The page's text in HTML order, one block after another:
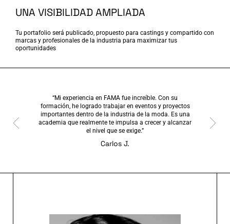
UNA VISIBILIDAD AMPLIADA
Tu portafolio será publicado, propuesto para castings y compartido con
marcas y profesionales de la industria para maximizar tus
oportunidades
“Mi experiencia en FAMA fue increíble. Con su
formación, he logrado trabajar en eventos y proyectos
importantes dentro de la industria de la moda. Es una
academia que realmente te impulsa a crecer y alcanzar
el nivel que se exige.”
Carlos J.